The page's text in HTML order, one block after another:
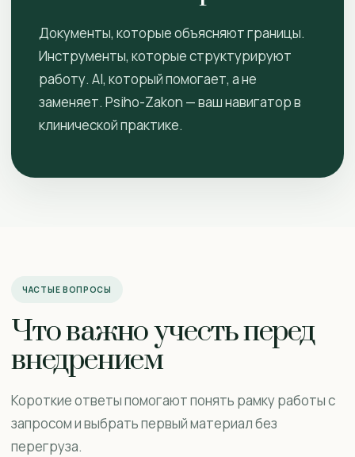
Документы, которые объясняют границы.
Инструменты, которые структурируют
работу. AI, который помогает, а не
заменяет. Psiho-Zakon — ваш навигатор в
клинической практике.
ЧАСТЫЕ ВОПРОСЫ
Что важно учесть перед
внедрением
Короткие ответы помогают понять рамку работы с
запросом и выбрать первый материал без
перегруза.